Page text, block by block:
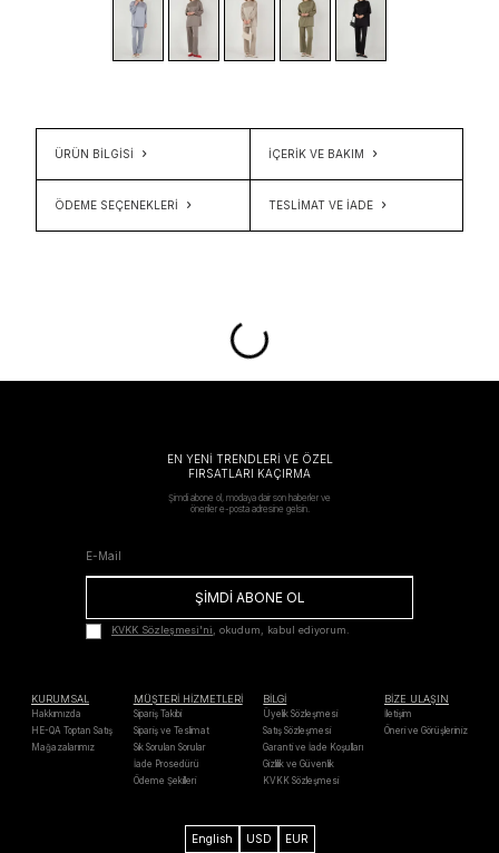
ÜRÜN BİLGİSİ İÇERIK VE BAKIM
ÖDEME SEÇENEKLERI TESLIMAT VE İADE
EN YENİ TRENDLERİ VE ÖZEL
FIRSATLARI KAÇIRMA
Şimdi abone ol, modaya dair son haberler ve
öneriler e-posta adresine gelsin.
ŞİMDİ ABONE OL
KVKK Sözleşmesi'ni, okudum, kabul ediyorum.
KURUMSAL
Hakkımızda
HE-QA Toptan Satış
Mağazalarımız
MÜŞTERİ HİZMETLERİ
Sipariş Takibi
Sipariş ve Teslimat
Sık Sorulan Sorular
İade Prosedürü
Ödeme Şekilleri
BİLGİ
Üyelik Sözleşmesi
Satış Sözleşmesi
Garanti ve İade Koşulları
Gizlilik ve Güvenlik
KVKK Sözleşmesi
BİZE ULAŞIN
İletişim
Öneri ve Görüşleriniz
English USD EUR